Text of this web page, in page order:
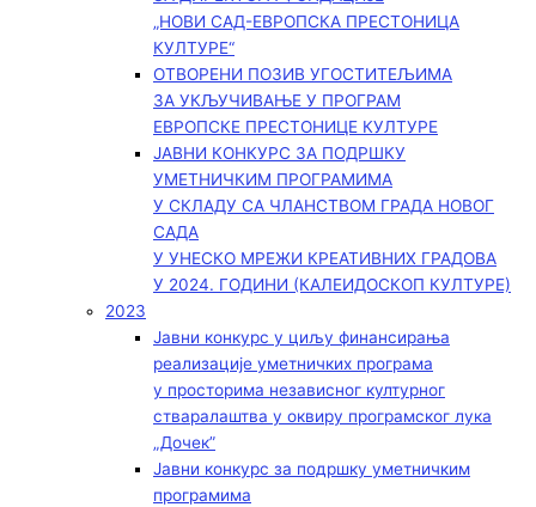
„НОВИ САД-ЕВРОПСКА ПРЕСТОНИЦА
КУЛТУРЕ“
ОТВОРЕНИ ПОЗИВ УГОСТИТЕЉИМА
ЗА УКЉУЧИВАЊЕ У ПРОГРАМ
ЕВРОПСКЕ ПРЕСТОНИЦЕ КУЛТУРЕ
ЈАВНИ КОНКУРС ЗА ПОДРШКУ
УМЕТНИЧКИМ ПРОГРАМИМА
У СКЛАДУ СА ЧЛАНСТВОМ ГРАДА НОВОГ
САДА
У УНЕСКО МРЕЖИ КРЕАТИВНИХ ГРАДОВА
У 2024. ГОДИНИ (КАЛЕИДОСКОП КУЛТУРЕ)
2023
Јавни конкурс у циљу финансирања
реализације уметничких програма
у просторима независног културног
стваралаштва у оквиру програмског лука
„Дочек”
Јавни конкурс за подршку уметничким
програмима